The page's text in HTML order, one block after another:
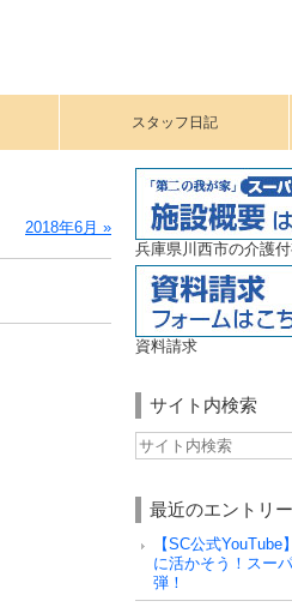
スタッフ日記
2018年6月 »
兵庫県川西市の介護
資料請求
サイト内検索
最近のエントリー
【SC公式
に活かそう！スー
弾！